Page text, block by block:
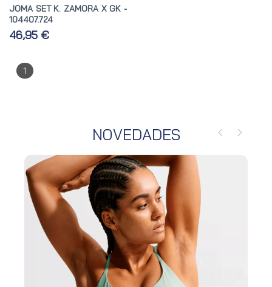
JOMA SET K. ZAMORA X GK -
104407.724
46,95 €
1
NOVEDADES